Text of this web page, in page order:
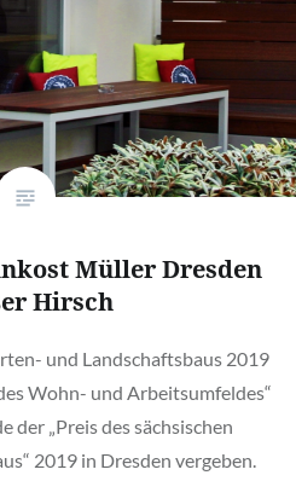
Müller Dresden
Hirsch
und Landschaftsbaus 2019
Wohn- und Arbeitsumfeldes“
der „Preis des sächsischen
2019 in Dresden vergeben.